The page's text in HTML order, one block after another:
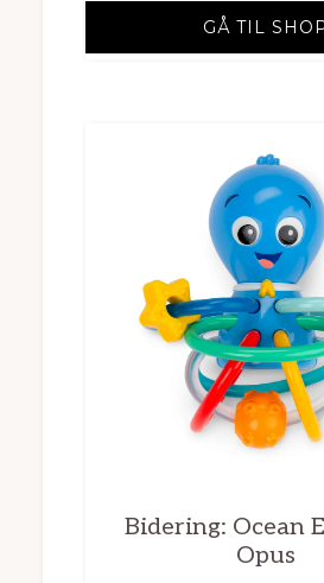
GÅ TIL
Bidering: Ocean
Opus